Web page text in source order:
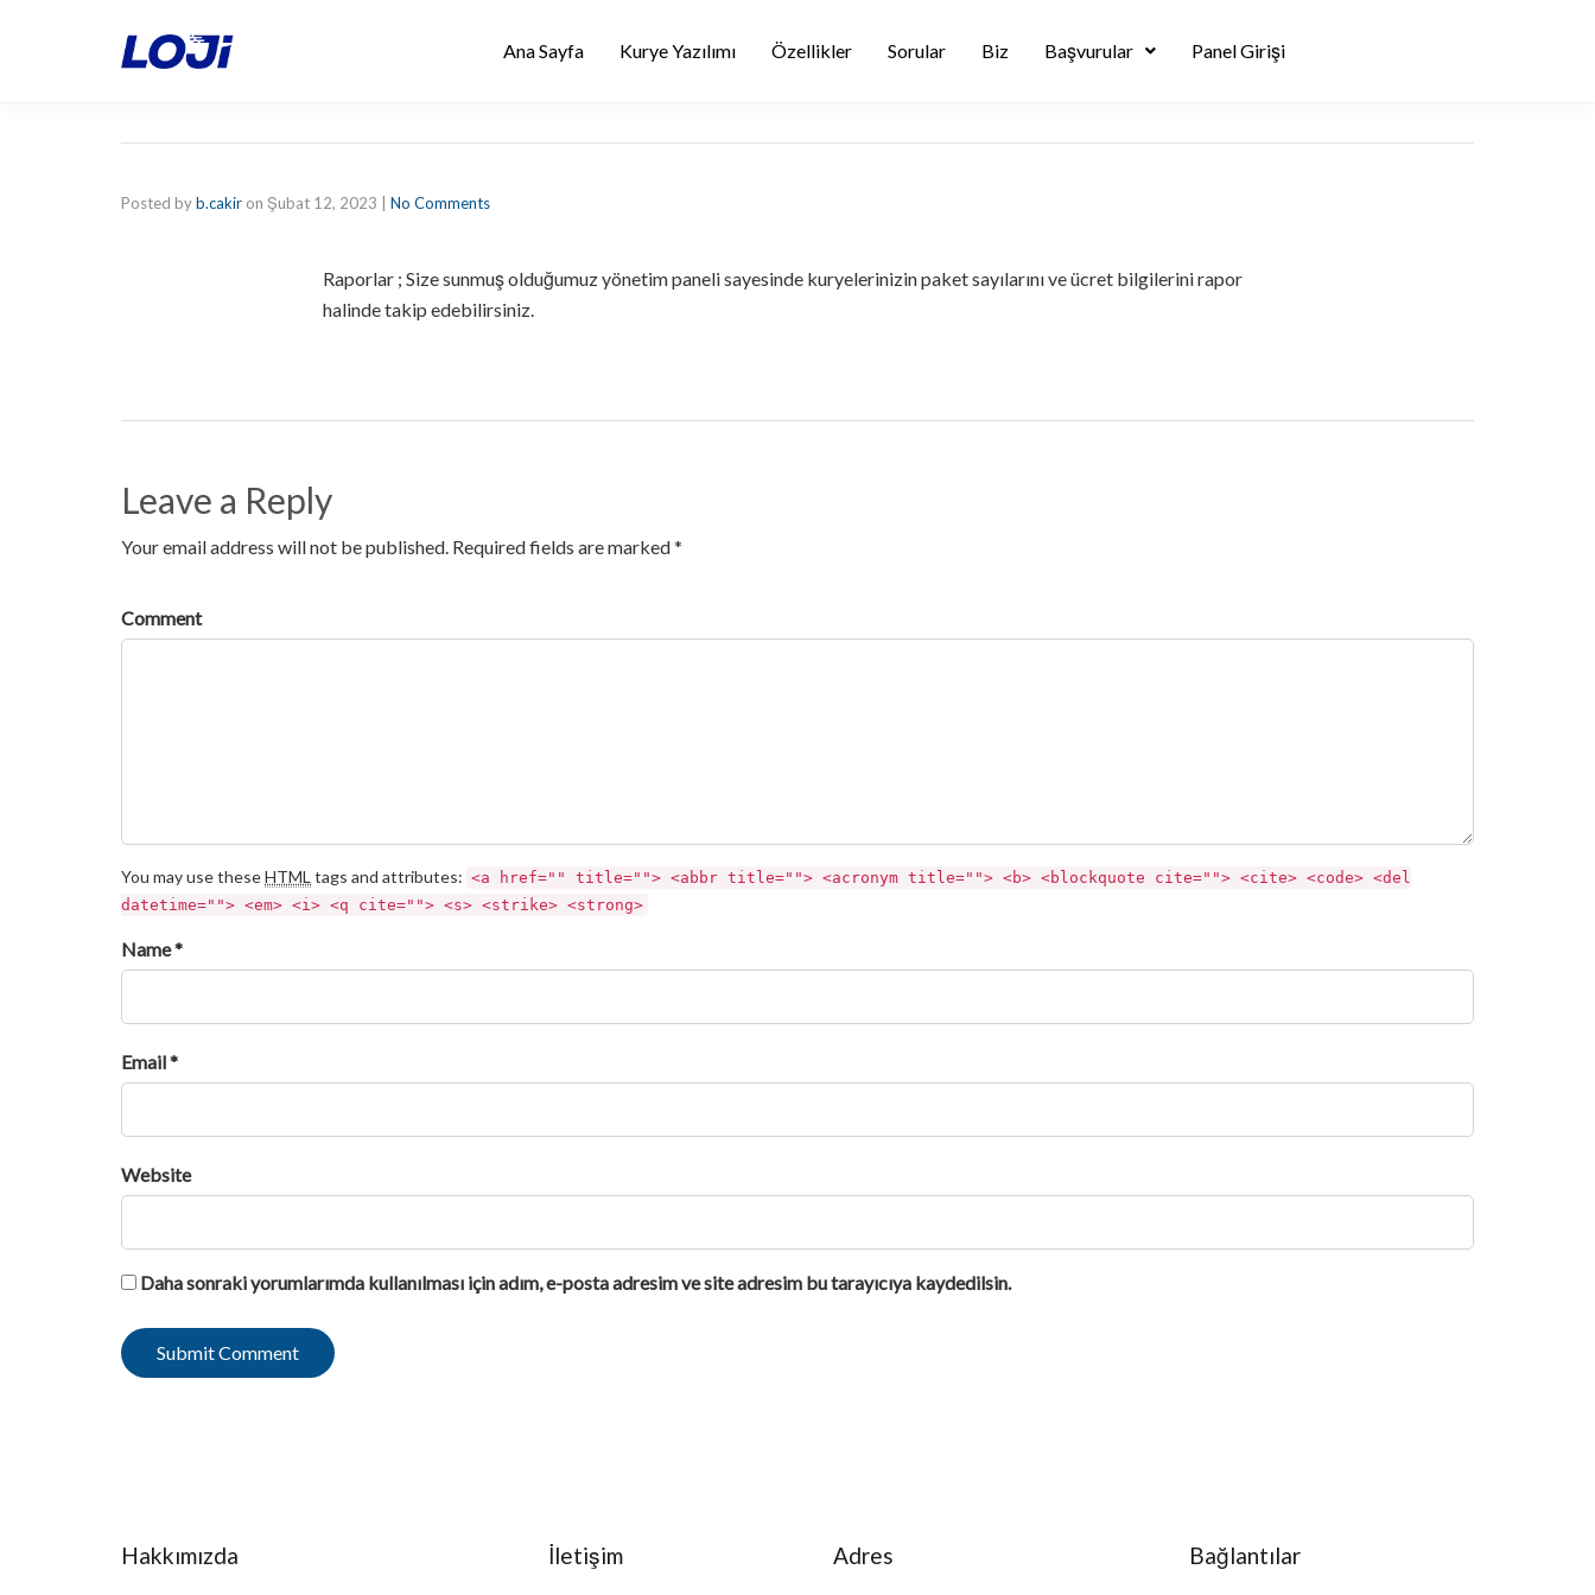
Ana Sayfa Kurye Yazılımı Özellikler Sorular Biz Başvurular Panel Girişi
Posted byb.cakir on Şubat 12, 2023 No Comments
Raporlar ; Size sunmuş olduğumuz yönetim paneli sayesinde kuryelerinizin paket sayılarını ve ücret bilgilerini rapor
halinde takip edebilirsiniz.
Leave a Reply
Your email address will not be published. Required fields are marked *
Comment
You may use theseHTML tags and attributes: <a href="" title=""> <abbr title=""> <acronym title=""> <b> <blockquote cite=""> <cite> <code> <del
datetime=""> <em> <i> <q cite=""> <s> <strike> <strong>
Name *
Email *
Website
Daha sonraki yorumlarımda kullanılması için adım, e-posta adresim ve site adresim bu tarayıcıya kaydedilsin.
Hakkımızda İletişim Adres Bağlantılar